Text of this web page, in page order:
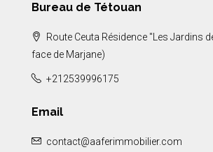
Bureau de Tétouan
Route Ceuta Résidence "Les Jardins
face de Marjane)
+212539996175
Email
contact@aaferimmobilier.com